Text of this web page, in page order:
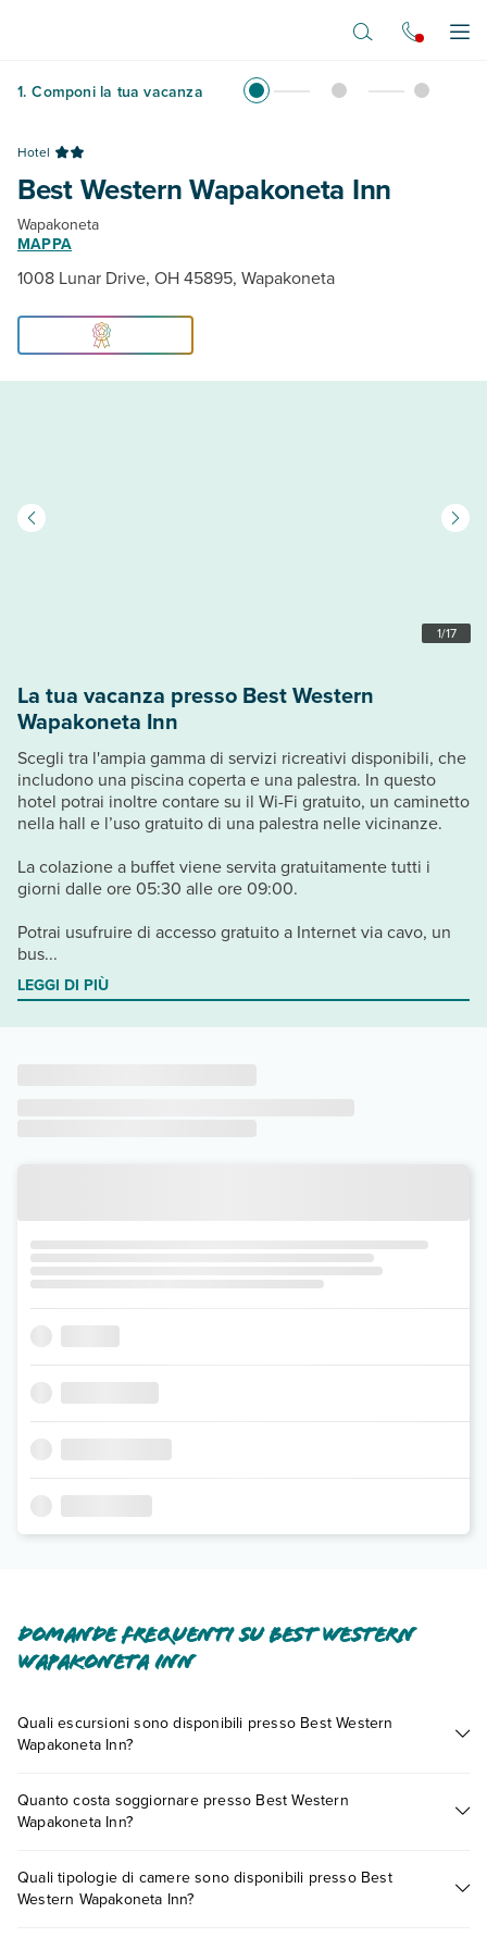
1. Componi la tua vacanza
Hotel
Best Western Wapakoneta Inn
Wapakoneta
MAPPA
1008 Lunar Drive, OH 45895, Wapakoneta
1/17
La tua vacanza presso Best Western
Wapakoneta Inn
Scegli tra l'ampia gamma di servizi ricreativi disponibili, che
includono una piscina coperta e una palestra. In questo
hotel potrai inoltre contare su il Wi-Fi gratuito, un caminetto
nella hall e l’uso gratuito di una palestra nelle vicinanze.
La colazione a buffet viene servita gratuitamente tutti i
giorni dalle ore 05:30 alle ore 09:00.
Potrai usufruire di accesso gratuito a Internet via cavo, un
bus...
LEGGI DI PIÙ
Domande frequenti su Best Western
Wapakoneta Inn
Quali escursioni sono disponibili presso Best Western
Wapakoneta Inn?
presso Best Western Wapakoneta Inn. Scoprile tutte nella
sezione dedicata
Quanto costa soggiornare presso Best Western
Wapakoneta Inn?
base a vari fattori (per es. date, condizioni dell'hotel, ecc). Per
consultare i prezzi, compila il motore di ricerca e scegli
Quali tipologie di camere sono disponibili presso Best
Western Wapakoneta Inn?